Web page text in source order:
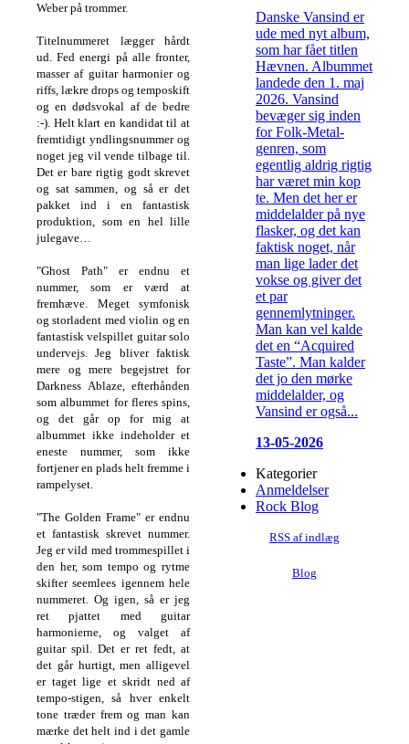
Weber på trommer.
Titelnummeret lægger hårdt
ud. Fed energi på alle fronter,
masser af guitar harmonier og
riffs, lækre drops og temposkift
og en dødsvokal af de bedre
:-). Helt klart en kandidat til at
fremtidigt yndlingsnummer og
noget jeg vil vende tilbage til.
Det er bare rigtig godt skrevet
og sat sammen, og så er det
pakket ind i en fantastisk
produktion, som en hel lille
julegave…
"Ghost Path" er endnu et
nummer, som er værd at
fremhæve. Meget symfonisk
og storladent med violin og en
fantastisk velspillet guitar solo
undervejs. Jeg bliver faktisk
mere og mere begejstret for
Darkness Ablaze, efterhånden
som albummet for fleres spins,
og det går op for mig at
albummet ikke indeholder et
eneste nummer, som ikke
fortjener en plads helt fremme i
rampelyset.
"The Golden Frame" er endnu
et fantastisk skrevet nummer.
Jeg er vild med trommespillet i
den her, som tempo og rytme
skifter seemlees igennem hele
nummeret. Og igen, så er jeg
ret pjattet med guitar
harmonierne, og valget af
guitar spil. Det er ret fedt, at
det går hurtigt, men alligevel
er taget lige et skridt ned af
tempo-stigen, så hver enkelt
tone træder frem og man kan
mærke det helt ind i det gamle
Danske Vansind er
ude med nyt album,
som har fået titlen
Hævnen. Albummet
landede den 1. maj
2026. Vansind
bevæger sig inden
for Folk-Metal-
genren, som
egentlig aldrig rigtig
har været min kop
te. Men det her er
middelalder på nye
flasker, og det kan
faktisk noget, når
man lige lader det
vokse og giver det
et par
gennemlytninger.
Man kan vel kalde
det en “Acquired
Taste”. Man kalder
det jo den mørke
middelalder, og
Vansind er også...
13-05-2026
Kategorier
Anmeldelser
Rock Blog
RSS af indlæg
Blog